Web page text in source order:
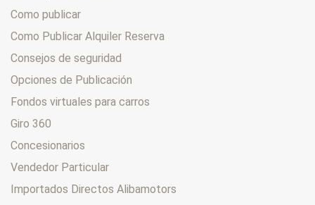
Como publicar
Como Publicar Alquiler Reserva
Consejos de seguridad
Opciones de Publicación
Fondos virtuales para carros
Giro 360
Concesionarios
Vendedor Particular
Importados Directos Alibamotors